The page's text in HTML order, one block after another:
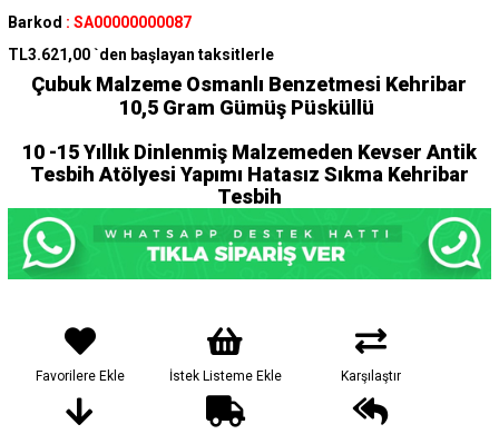
Barkod : SA00000000087
TL3.621,00 `den başlayan taksitlerle
Çubuk Malzeme Osmanlı Benzetmesi Kehribar
10,5 Gram Gümüş Püsküllü
10 -15 Yıllık Dinlenmiş Malzemeden Kevser Antik
Tesbih Atölyesi Yapımı Hatasız Sıkma Kehribar
Tesbih
Favorilere Ekle İstek Listeme Ekle Karşılaştır